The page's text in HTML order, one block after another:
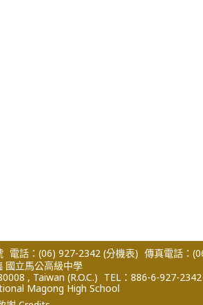
電話：(06) 927-2342 (分機表) 傳真電話：
國立馬公高級中學
, Taiwan (R.O.C.) TEL：886-6-927-2342
Magong High School